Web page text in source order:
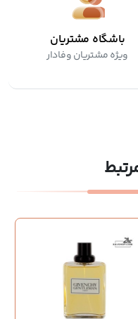
باشگاه مشتریان
ویژه مشتریان وفادار